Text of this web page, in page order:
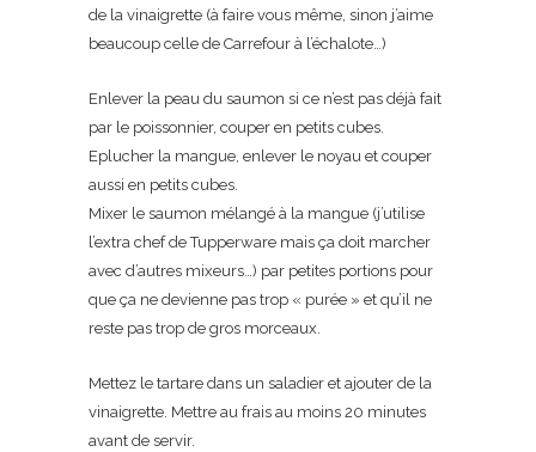
de la vinaigrette (à faire vous même, sinon j’aime
beaucoup celle de Carrefour à l’échalote…)
Enlever la peau du saumon si ce n’est pas déjà fait
par le poissonnier, couper en petits cubes.
Eplucher la mangue, enlever le noyau et couper
aussi en petits cubes.
Mixer le saumon mélangé à la mangue (j’utilise
l’extra chef de Tupperware mais ça doit marcher
avec d’autres mixeurs…) par petites portions pour
que ça ne devienne pas trop « purée » et qu’il ne
reste pas trop de gros morceaux.
Mettez le tartare dans un saladier et ajouter de la
vinaigrette. Mettre au frais au moins 20 minutes
avant de servir.